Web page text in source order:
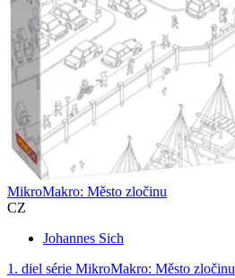
MikroMakro: Město zločinu
CZ
Johannes Sich
1. diel série MikroMakro: Město zločinu